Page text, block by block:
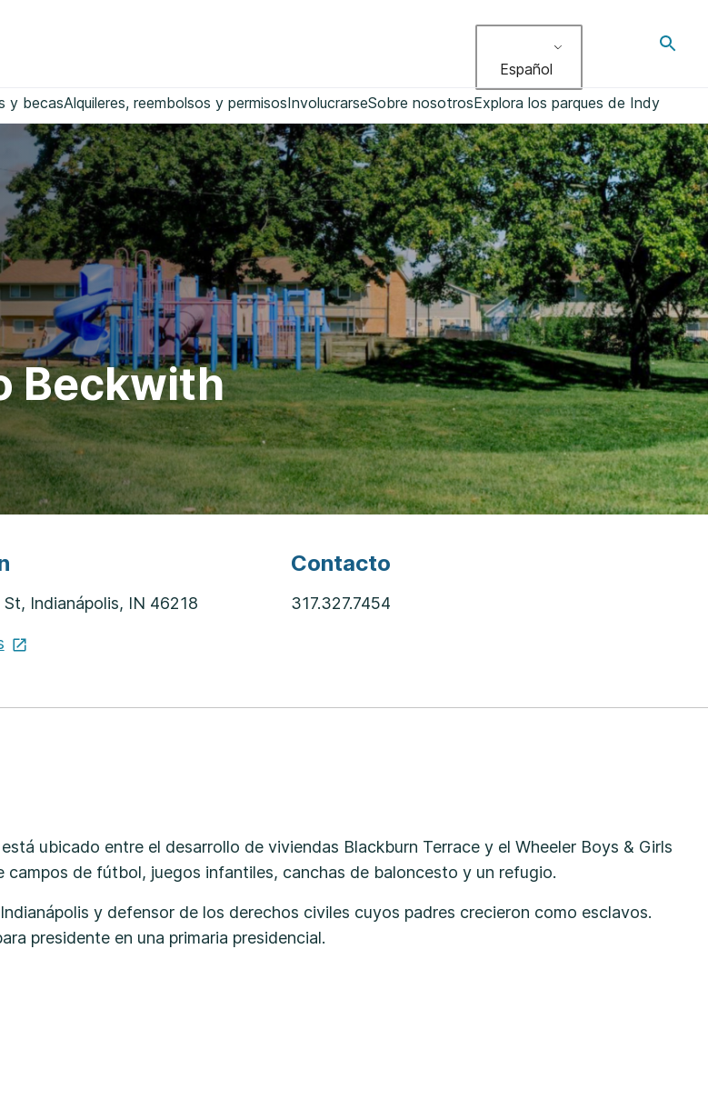
Español
y becasAlquileres, reembolsos y permisosInvolucrarseSobre nosotrosExplora los parques de Indy
Beckwith
Indianápolis, IN 46218
Contacto
317.327.7454
ubicado entre el desarrollo de viviendas Blackburn Terrace y el Wheeler Boys & Girls
de fútbol, juegos infantiles, canchas de baloncesto y un refugio.
y defensor de los derechos civiles cuyos padres crecieron como esclavos.
presidente en una primaria presidencial.